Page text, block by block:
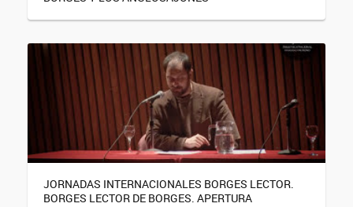
JORNADAS INTERNACIONALES BORGES LECTOR.
BORGES LECTOR DE BORGES. APERTURA